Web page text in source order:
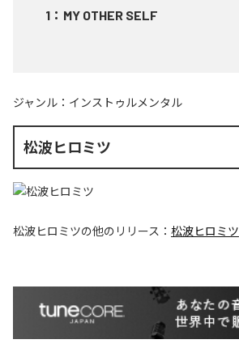
1 ： MY OTHER SELF
ジャンル： インストゥルメンタル
松波ヒロミツ
松波ヒロミツの他のリリース： 松波ヒロミツ